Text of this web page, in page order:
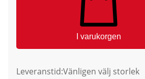
I varukorgen
Leveranstid:Vänligen välj storlek